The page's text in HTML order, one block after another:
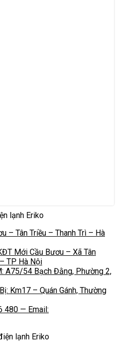
lạnh Eriko
– Tân Triều – Thanh Trì – Hà
Mới Cầu Bươu – Xã Tân
TP Hà Nội
A75/54 Bạch Đằng, Phường 2,
Km17 – Quán Gánh, Thường
480 — Email:
lạnh Eriko